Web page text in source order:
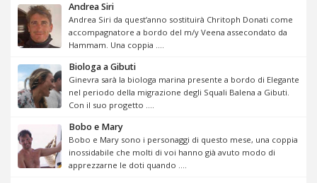
Andrea Siri
Andrea Siri da quest’anno sostituirà Chritoph Donati come
accompagnatore a bordo del m/y Veena assecondato da
Hammam. Una coppia ....
Biologa a Gibuti
Ginevra sarà la biologa marina presente a bordo di Elegante
nel periodo della migrazione degli Squali Balena a Gibuti.
Con il suo progetto ....
Bobo e Mary
Bobo e Mary sono i personaggi di questo mese, una coppia
inossidabile che molti di voi hanno già avuto modo di
apprezzarne le doti quando ....